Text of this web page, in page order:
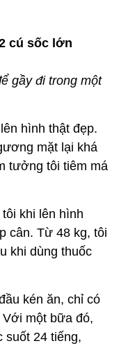
cú sốc lớn
gầy đi trong một
hình thật đẹp.
mặt lại khá
tưởng tôi tiêm má
khi lên hình
cân. Từ 48 kg, tôi
khi dùng thuốc
kén ăn, chỉ có
một bữa đó,
suốt 24 tiếng,